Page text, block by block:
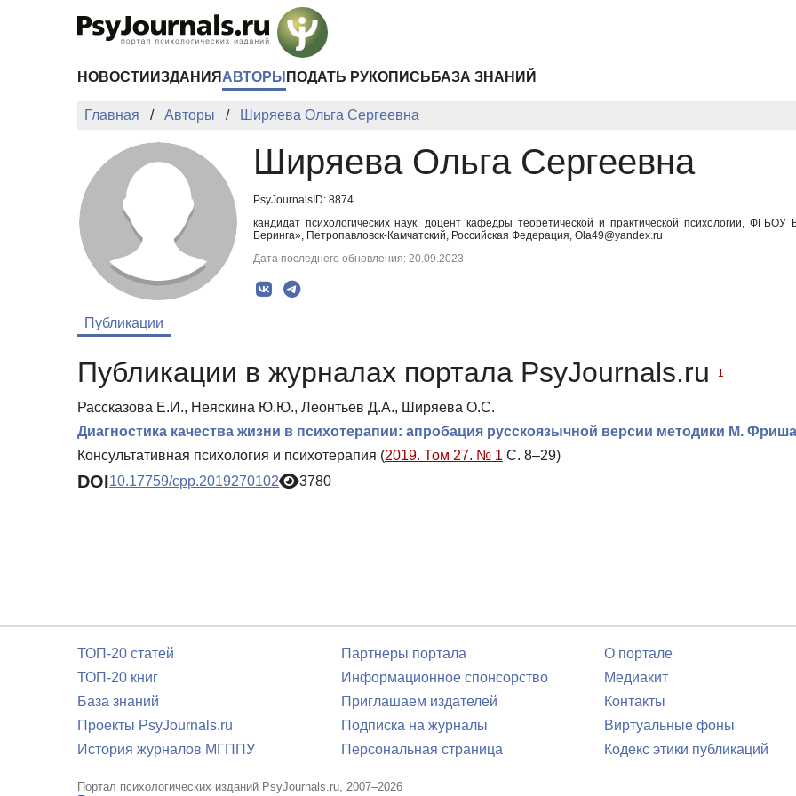
НОВОСТИ ИЗДАНИЯ АВТОРЫ ПОДАТЬ РУКОПИСЬ БАЗА ЗНАНИЙ
Главная Авторы Ширяева Ольга Сергеевна
Ширяева Ольга Сергеевна
PsyJournalsID: 8874
кандидат психологических наук, доцент кафедры теоретической и практической психологии,
Беринга», Петропавловск-Камчатский, Российская Федерация, Ola49@yandex.ru
Дата последнего обновления: 20.09.2023
Публикации
Публикации в журналах портала PsyJournals.ru 1
Рассказова Е.И., Неяскина Ю.Ю., Леонтьев Д.А., Ширяева О.С.
Диагностика качества жизни в психотерапии: апробация русскоязычной версии методики М. Фриша
Консультативная психология и психотерапия (2019. Том 27. № 1 С. 8–29)
DOI10.17759/cpp.2019270102 3780
ТОП-20 статей
ТОП-20 книг
База знаний
Проекты PsyJournals.ru
История журналов МГППУ
Партнеры портала
Информационное спонсорство
Приглашаем издателей
Подписка на журналы
Персональная страница
О портале
Медиакит
Контакты
Виртуальные фоны
Кодекс этики публикаций
Портал психологических изданий PsyJournals.ru, 2007–2026